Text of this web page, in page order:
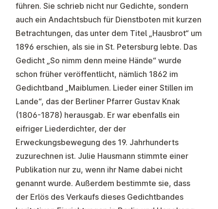
führen. Sie schrieb nicht nur Gedichte, sondern
auch ein Andachtsbuch für Dienstboten mit kurzen
Betrachtungen, das unter dem Titel „Hausbrot“ um
1896 erschien, als sie in St. Petersburg lebte. Das
Gedicht „So nimm denn meine Hände“ wurde
schon früher veröffentlicht, nämlich 1862 im
Gedichtband „Maiblumen. Lieder einer Stillen im
Lande“, das der Berliner Pfarrer Gustav Knak
(1806-1878) herausgab. Er war ebenfalls ein
eifriger Liederdichter, der der
Erweckungsbewegung des 19. Jahrhunderts
zuzurechnen ist. Julie Hausmann stimmte einer
Publikation nur zu, wenn ihr Name dabei nicht
genannt wurde. Außerdem bestimmte sie, dass
der Erlös des Verkaufs dieses Gedichtbandes